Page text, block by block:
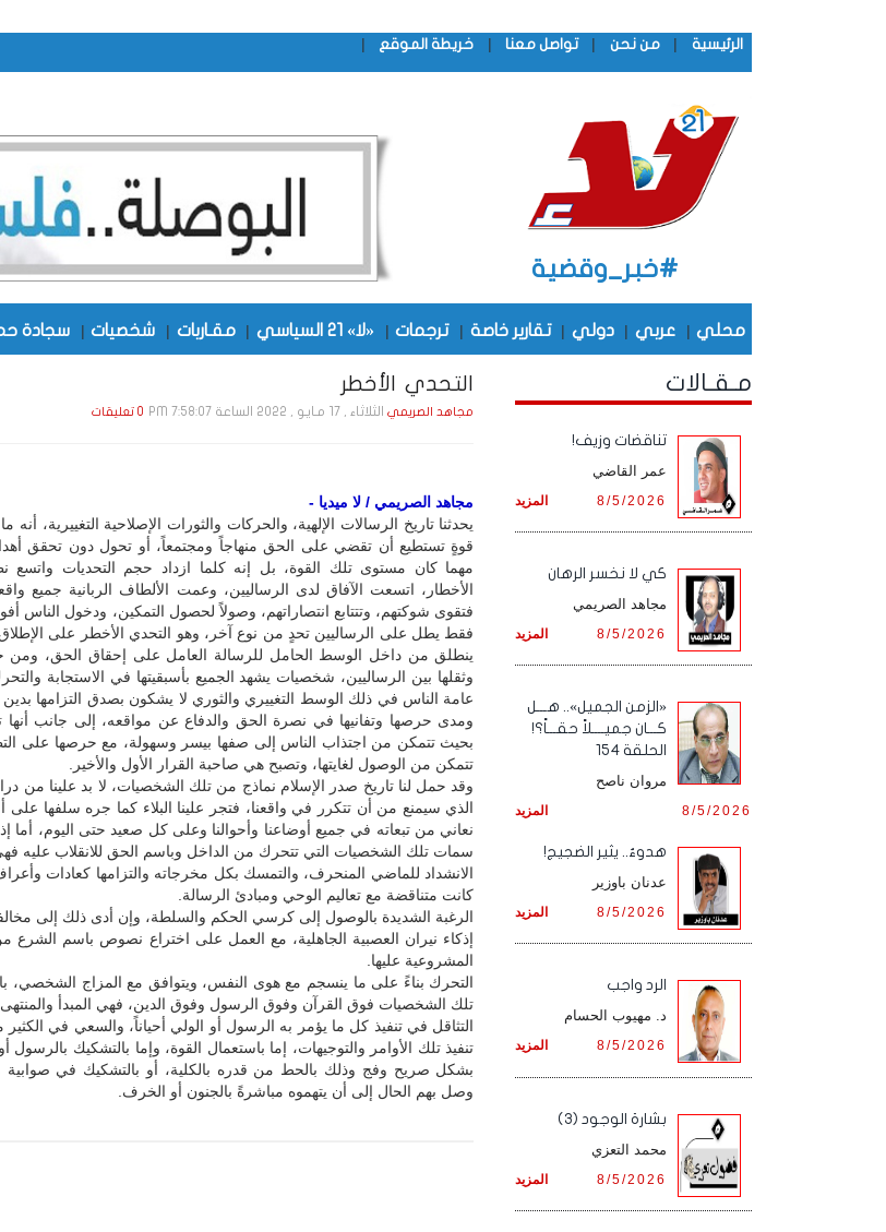
الرئيسية | من نحن | تواصل معنا | خريطة الموقع |
#خبر_وقضية
محلي | عربي | دولي | تقارير خاصة | ترجمات | «لا» 21 السياسي | مقـاربات | شخصيات | سجادة
التحدي الأخطر
مجاهد الصريميالثلاثاء , 17 مـايـو , 2022 الساعة 7:58:07 PM 0 تعليقات
مجاهد الصريمي / لا ميديا -
يحدثنا تاريخ الرسالات الإلهية، والحركات والثورات الإصلاحية التغييرية، أنه
قوةٍ تستطيع أن تقضي على الحق منهاجاً ومجتمعاً، أو تحول دون تحقق
مهما كان مستوى تلك القوة، بل إنه كلما ازداد حجم التحديات واتسع
الأخطار، اتسعت الآفاق لدى الرساليين، وعمت الألطاف الربانية جميع
فتقوى شوكتهم، وتتتابع انتصاراتهم، وصولاً لحصول التمكين، ودخول الناس
فقط يطل على الرساليين تحدٍ من نوع آخر، وهو التحدي الأخطر على الإطلاق
ينطلق من داخل الوسط الحامل للرسالة العامل على إحقاق الحق، ومن
وثقلها بين الرساليين، شخصيات يشهد الجميع بأسبقيتها في الاستجابة
عامة الناس في ذلك الوسط التغييري والثوري لا يشكون بصدق التزامها بدين
ومدى حرصها وتفانيها في نصرة الحق والدفاع عن مواقعه، إلى جانب أنها
بحيث تتمكن من اجتذاب الناس إلى صفها بيسر وسهولة، مع حرصها على
تتمكن من الوصول لغايتها، وتصبح هي صاحبة القرار الأول والأخير.
وقد حمل لنا تاريخ صدر الإسلام نماذج من تلك الشخصيات، لا بد علينا من
الذي سيمنع من أن تتكرر في واقعنا، فتجر علينا البلاء كما جره سلفها على
نعاني من تبعاته في جميع أوضاعنا وأحوالنا وعلى كل صعيد حتى اليوم، أما
سمات تلك الشخصيات التي تتحرك من الداخل وباسم الحق للانقلاب عليه
الانشداد للماضي المنحرف، والتمسك بكل مخرجاته والتزامها كعادات
كانت متناقضة مع تعاليم الوحي ومبادئ الرسالة.
الرغبة الشديدة بالوصول إلى كرسي الحكم والسلطة، وإن أدى ذلك إلى
إذكاء نيران العصبية الجاهلية، مع العمل على اختراع نصوص باسم
المشروعية عليها.
التحرك بناءً على ما ينسجم مع هوى النفس، ويتوافق مع المزاج الشخصي،
تلك الشخصيات فوق القرآن وفوق الرسول وفوق الدين، فهي المبدأ
التثاقل في تنفيذ كل ما يؤمر به الرسول أو الولي أحياناً، والسعي في الكثير
تنفيذ تلك الأوامر والتوجيهات، إما باستعمال القوة، وإما بالتشكيك بالرسول
بشكل صريح وفج وذلك بالحط من قدره بالكلية، أو بالتشكيك في صوابية
وصل بهم الحال إلى أن يتهموه مباشرةً بالجنون أو الخرف.
مـقـالات
تناقضات وزيف!
عمر القاضي
المزيد 8/5/2026
كي لا نخسر الرهان
مجاهد الصريمي
المزيد 8/5/2026
«الزمن الجميل».. هـــل
كـــان جميــــلاً حقـــاً؟!
الحلقة 154
مروان ناصح
المزيد 8/5/2026
هدوءٌ.. يثير الضجيج!
عدنان باوزير
المزيد 8/5/2026
الرد واجب
د. مهيوب الحسام
المزيد 8/5/2026
بشارة الوجود (3)
محمد التعزي
المزيد 8/5/2026